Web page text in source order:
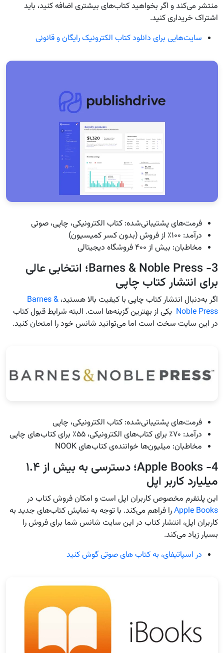
منتشر می‌کند و اگر بخواهید کتاب‌های بیشتری اضافه کنید، باید
اشتراک خریداری کنید.
سایت‌هایی برای دانلود کتاب الکترونیک رایگان و قانونی
فرمت‌های پشتیبانی‌شده: کتاب الکترونیکی، چاپی، صوتی
درآمد: ۱۰۰٪ از فروش (بدون کسر کمیسیون)
مخاطبان: بیش از ۴۰۰ فروشگاه دیجیتالی
3- Barnes & Noble Press؛ انتخابی عالی
برای انتشار کتاب چاپی
اگر به‌دنبال انتشار کتاب چاپی با کیفیت بالا هستید، Barnes &
Noble Press یکی از بهترین گزینه‌ها است. البته شرایط قبول کتاب
در این سایت سخت است اما می‌‌توانید شانس خود را امتحان کنید.
فرمت‌های پشتیبانی‌شده: کتاب الکترونیکی، چاپی
درآمد: ۷۰٪ برای کتاب‌های الکترونیکی، ۵۵٪ برای کتاب‌های چاپی
مخاطبان: میلیون‌ها خواننده‌ی کتاب‌های NOOK
4- Apple Books؛ دسترسی به بیش از ۱.۴
میلیارد کاربر اپل
این پلتفرم مخصوص کاربران اپل است و امکان فروش کتاب در
Apple Booksرا فراهم می‌کند. با توجه به نمایش کتاب‌های جدید به
کاربران اپل، انتشار کتاب در این سایت شانس شما برای فروش را
بسیار زیاد می‌کند.
در اسپاتیفای، به کتاب های صوتی گوش کنید